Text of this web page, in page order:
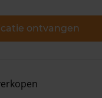
ontvangen